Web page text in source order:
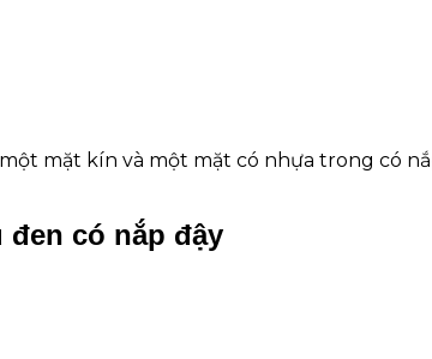
mặt kín và một mặt có nhựa trong có
đen có nắp đậy